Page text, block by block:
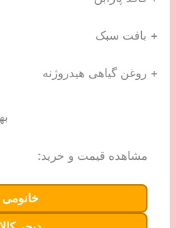
+ بافت سبک
+ روغن گیاهی هیدروژنه
مشاهده قیمت و خرید:
خانومی